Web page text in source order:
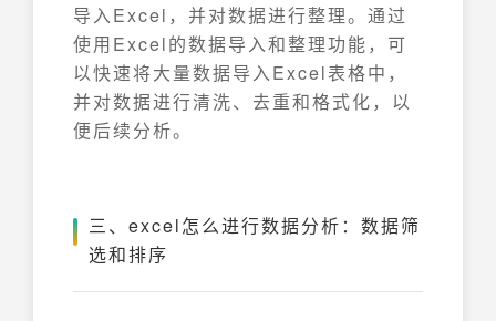
导入Excel，并对数据进行整理。通过
使用Excel的数据导入和整理功能，可
以快速将大量数据导入Excel表格中，
并对数据进行清洗、去重和格式化，以
便后续分析。
三、excel怎么进行数据分析：数据筛
选和排序